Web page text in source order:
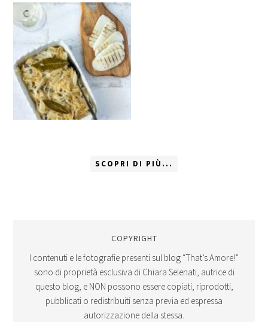
SCOPRI DI PIÙ...
COPYRIGHT
I contenuti e le fotografie presenti sul blog “That’s Amore!”
sono di proprietà esclusiva di Chiara Selenati, autrice di
questo blog, e NON possono essere copiati, riprodotti,
pubblicati o redistribuiti senza previa ed espressa
autorizzazione della stessa.